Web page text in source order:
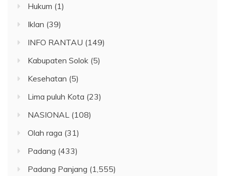
Hukum (1)
Iklan (39)
INFO RANTAU (149)
Kabupaten Solok (5)
Kesehatan (5)
Lima puluh Kota (23)
NASIONAL (108)
Olah raga (31)
Padang (433)
Padang Panjang (1,555)